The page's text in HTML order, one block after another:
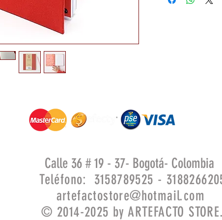
Calle 36 # 19 - 37- Bogotá- Colombia
Teléfono: 3158789525 -
artefactostore@hotmail.com
© 2014-2025 by ARTEFACTO